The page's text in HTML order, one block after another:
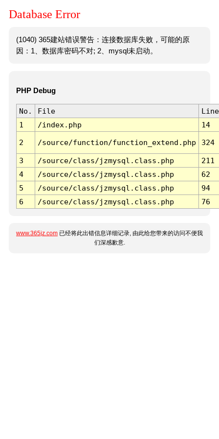
Database Error
(1040) 365建站错误警告：连接数据库失败，可能的原
因：1、数据库密码不对; 2、mysql未启动。
PHP Debug
No. File
Line
1
/index.php 14
2 /source/function/function_extend.php 324
3 /source/class/jzmysql.class.php
211
4
/source/class/jzmysql.class.php
62
5
/source/class/jzmysql.class.php
94
6
/source/class/jzmysql.class.php 76
www.365jz.com 已经将此出错信息详细记录, 由此给您带来的访问不便我
们深感歉意.